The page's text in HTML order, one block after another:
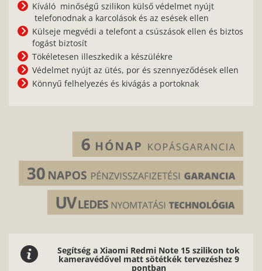
Kíváló minőségű szilikon külső védelmet nyújt
telefonodnak a karcolások és az esések ellen
Külseje megvédi a telefont a csúszások ellen és biztos
fogást biztosít
Tökéletesen illeszkedik a készülékre
Védelmet nyújt az ütés, por és szennyeződések ellen
Könnyű felhelyezés és kivágás a portoknak
Segítség a Xiaomi Redmi Note 15 szilikon tok
kameravédővel matt sötétkék tervezéshez 9
pontban